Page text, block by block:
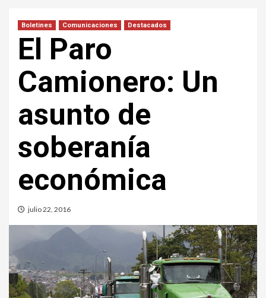
Boletines Comunicaciones Destacados
El Paro
Camionero: Un
asunto de
soberanía
económica
julio 22, 2016